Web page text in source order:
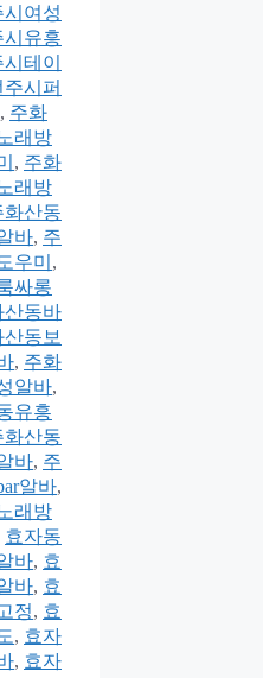
시여성
시유흥
테이
주시퍼
, 주화
래방
, 주화
래방
화산동
바, 주
우미 ,
싸롱
산동바
산동보
, 주화
알바,
유흥
화산동
바, 주
알바,
래방
효자동
바, 효
바, 효
정, 효
, 효자
, 효자